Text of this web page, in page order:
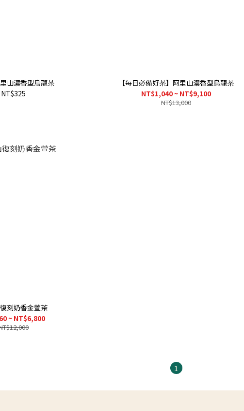
山濃香型烏龍茶
NT$325
【每日必備好茶】阿里山濃香型烏龍茶
NT$1,040 ~ NT$9,100
NT$13,000
刻奶香金萱茶
~ NT$6,800
1